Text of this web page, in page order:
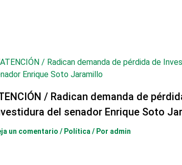
/ Radican demanda de
del senador Enrique Soto
un comentario / Política / Por admin